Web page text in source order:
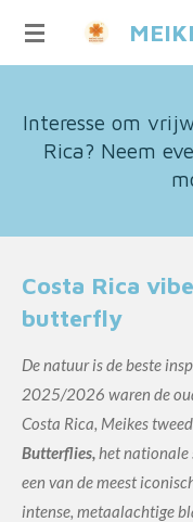
Ga
de
hoofdinhoud
Interesse om
Rica? Neem
Costa Rica
butterfly
De natuur is de beste
2025/2026 waren de
Costa Rica, Meikes
Butterflies,het nationale
een van de meest
intense, metaalachtige